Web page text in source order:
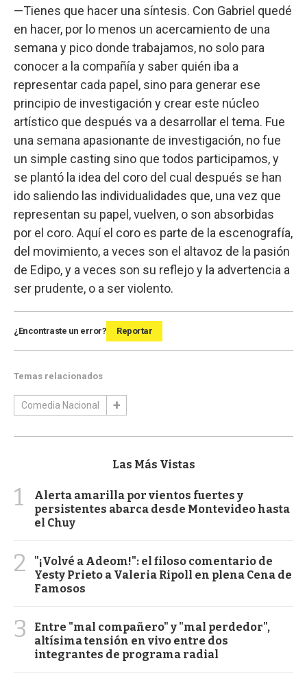
—Tienes que hacer una síntesis. Con Gabriel quedé
en hacer, por lo menos un acercamiento de una
semana y pico donde trabajamos, no solo para
conocer a la compañía y saber quién iba a
representar cada papel, sino para generar ese
principio de investigación y crear este núcleo
artístico que después va a desarrollar el tema. Fue
una semana apasionante de investigación, no fue
un simple casting sino que todos participamos, y
se plantó la idea del coro del cual después se han
ido saliendo las individualidades que, una vez que
representan su papel, vuelven, o son absorbidas
por el coro. Aquí el coro es parte de la escenografía,
del movimiento, a veces son el altavoz de la pasión
de Edipo, y a veces son su reflejo y la advertencia a
ser prudente, o a ser violento.
¿Encontraste un error? Reportar
Temas relacionados
Comedia Nacional
Las Más Vistas
1
Alerta amarilla por vientos fuertes y
persistentes abarca desde Montevideo hasta
el Chuy
2
"¡Volvé a Adeom!": el filoso comentario de
Yesty Prieto a Valeria Ripoll en plena Cena de
Famosos
3
Entre "mal compañero" y "mal perdedor",
altísima tensión en vivo entre dos
integrantes de programa radial